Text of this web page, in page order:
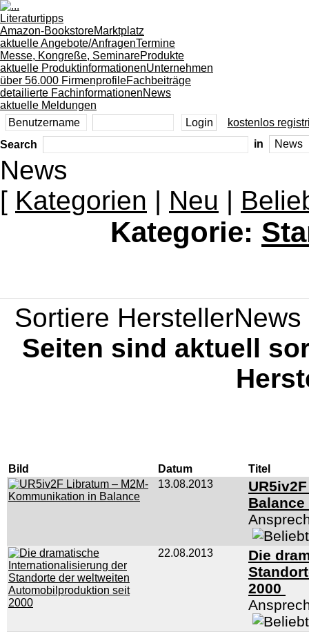
Literaturtipps
Amazon-BookstoreMarktplatz
aktuelle Angebote/AnfragenTermine
Messe, Kongreße, SeminareProdukte
aktuelle ProduktinformationenUnternehmen
über 56.000 FirmenprofileFachbeiträge
detailierte FachinformationenNews
aktuelle Meldungen
kostenlos
Search
in
News
[ Kategorien | Neu |
Kategorie:
Sortiere
Seiten sind aktuell
Bild Datum
Titel
13.08.2013
Balance
22.08.2013
Die
2000